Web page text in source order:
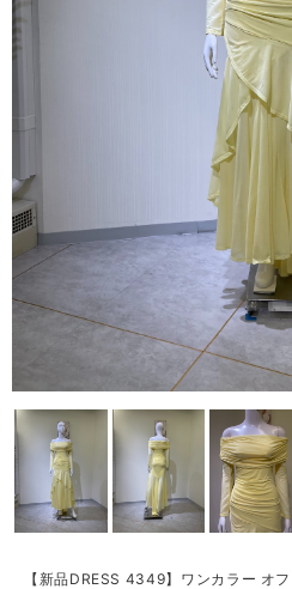
【新品DRESS 4349】ワンカラー オ